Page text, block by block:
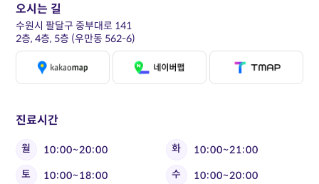
진료시간
월 10:00~20:00 화
10:00~21:00
토
10:00~18:00 수
10:00~20:00
오시는 길
수원시 팔달구 중부대로 141
2층, 4층, 5층 (우만동 562-6)